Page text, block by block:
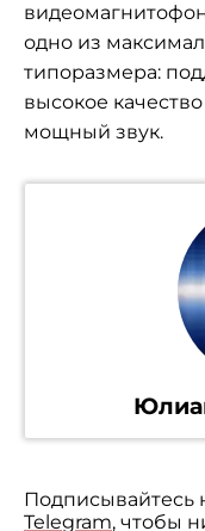
одно из
типоразмера:
высокое
мощный звук.
Подписывайтесь
Telegram, чтобы